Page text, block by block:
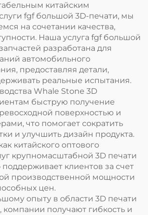
китайским
fgf большой 3D-печати, мы
на сочетании качества,
Наша услуга fgf большой
разработана для
автомобильного
предоставляя детали,
реальные испытания.
Whale Stone 3D
быструю получение
поверхностью и
что помогает сократить
и улучшить дизайн продукта.
китайского оптового
крупномасштабной 3D печати
клиентов за счет
производственной мощности
цен.
опыту в области 3D печати
компании получают гибкость и